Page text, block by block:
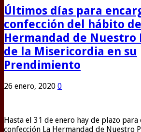
Últimos días para
confección del hábito
Hermandad de Nuestro
de la Misericordia en su
Prendimiento
26 enero, 2020 0
Hasta el 31 de enero hay de plazo para
confección La Hermandad de Nuestro